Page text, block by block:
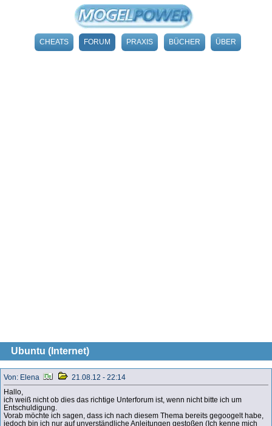
CHEATS FORUM PRAXIS BÜCHER ÜBER
Ubuntu (Internet)
Von: Elena
21.08.12 - 22:14
Hallo,
ich weiß nicht ob dies das richtige Unterforum ist, wenn nicht bitte ich um
Entschuldigung.
Vorab möchte ich sagen, dass ich nach diesem Thema bereits gegoogelt habe,
jedoch bin ich nur auf unverständliche Anleitungen gestoßen (Ich kenne mich